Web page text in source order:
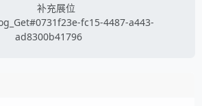
补充展位
fc15-4487-a443-
ad8300b41796